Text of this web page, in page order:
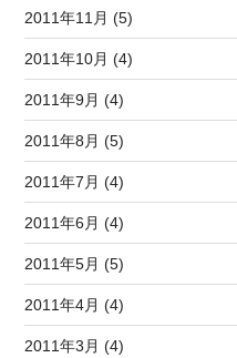
2011年11月 (5)
2011年10月 (4)
2011年9月 (4)
2011年8月 (5)
2011年7月 (4)
2011年6月 (4)
2011年5月 (5)
2011年4月 (4)
2011年3月 (4)